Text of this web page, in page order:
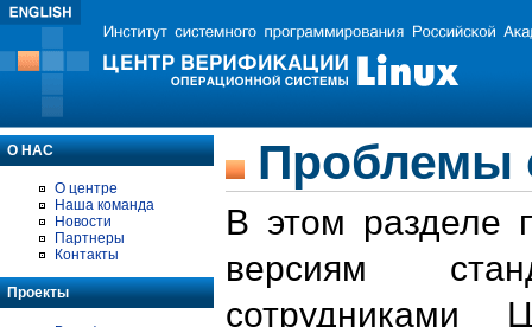
О НАС
О центре
Наша команда
Новости
Партнеры
Контакты
Проекты
Проблемы
В этом разделе
версиям